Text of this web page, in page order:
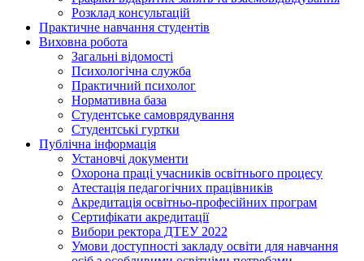
Розклад консультацій
Практичне навчання студентів
Виховна робота
Загальні відомості
Психологічна служба
Практичний психолог
Нормативна база
Студентське самоврядування
Студентські гуртки
Публічна інформація
Установчі документи
Охорона праці учасників освітнього процесу
Атестація педагогічних працівників
Акредитація освітньо-професійних програм
Сертифікати акредитації
Вибори ректора ДТЕУ 2022
Умови доступності закладу освіти для навчання